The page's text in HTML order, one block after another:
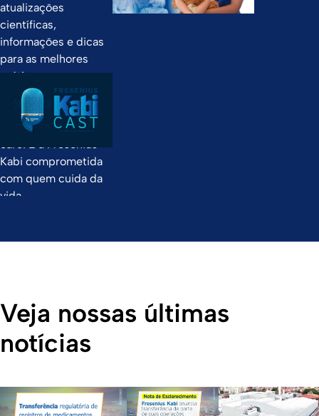
atualizações
científicas,
informações e dicas
para as melhores
práticas no
atendimento ao
paciente em
hospitais e home
care! É a Fresenius
Kabi comprometida
com quem cuida da
vida.
Veja nossas últimas
notícias